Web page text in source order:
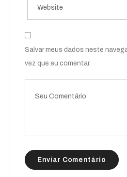
Salvar meus dados neste
vez que eu comentar.